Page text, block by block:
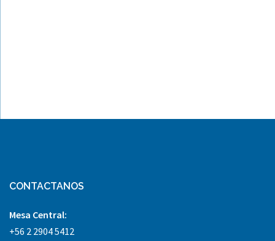
CONTACTANOS
Mesa Central:
+56 2 2904 5412